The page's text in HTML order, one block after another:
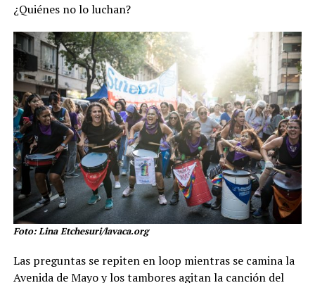
¿Quiénes no lo luchan?
Foto: Lina Etchesuri/lavaca.org
Las preguntas se repiten en loop mientras se camina la
Avenida de Mayo y los tambores agitan la canción del